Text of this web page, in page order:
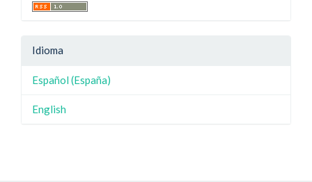
Idioma
Español (España)
English